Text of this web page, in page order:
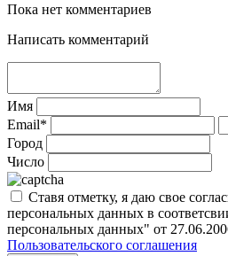
Пока нет комментариев
Написать комментарий
Имя
Email*
Город
Число
Ставя отметку, я даю свое
персональных данных в
персональных данных" от
Пользовательского соглашения